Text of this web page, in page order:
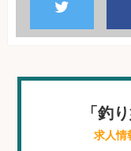
「釣
求人情